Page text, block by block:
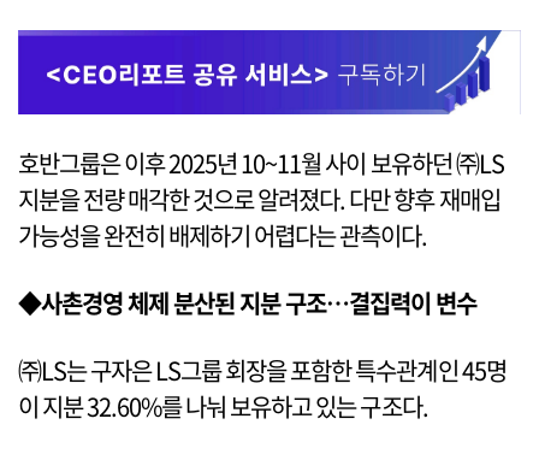
호반그룹은 이후 2025년 10~11월 사이 보유하던 ㈜LS
지분을 전량 매각한 것으로 알려졌다. 다만 향후 재매입
가능성을 완전히 배제하기 어렵다는 관측이다.
◆사촌경영 체제 분산된 지분 구조…결집력이 변수
㈜LS는 구자은 LS그룹 회장을 포함한 특수관계인 45명
이 지분 32.60%를 나눠 보유하고 있는 구조다.